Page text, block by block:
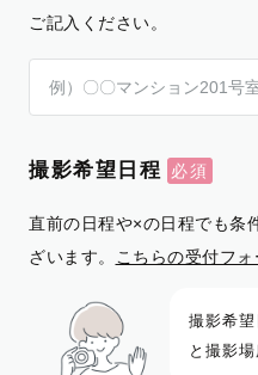
ご記入ください。
撮影希望日程
直前の日程や×の日程でも条
ざいます。
こちらの受付フ
撮影希
と撮影